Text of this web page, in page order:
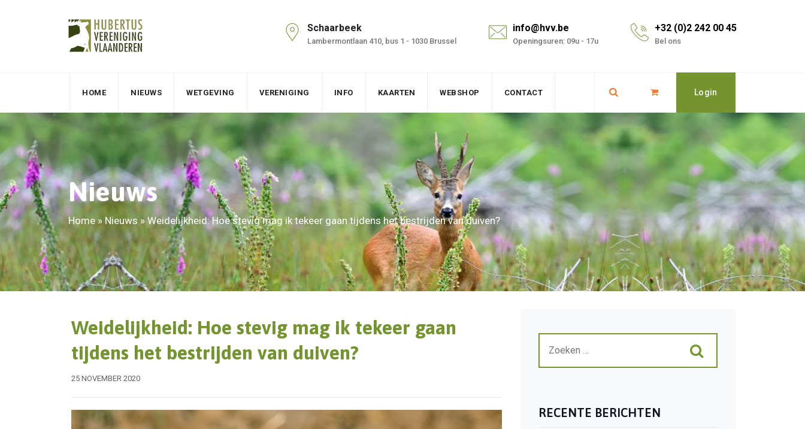
Schaarbeek
Lambermontlaan 410, bus 1 - 1030 Brussel
info@hvv.be
Openingsuren: 09u - 17u
+32 (0)2 242 00 45
Bel ons
HOME NIEUWS WETGEVING VERENIGING INFO KAARTEN WEBSHOP CONTACT Login
Nieuws
Home» Nieuws » Weidelijkheid: Hoe stevig mag ik tekeer gaan tijdens het bestrijden van duiven?
Weidelijkheid: Hoe stevig mag ik tekeer gaan
tijdens het bestrijden van duiven?
25 NOVEMBER 2020
RECENTE BERICHTEN